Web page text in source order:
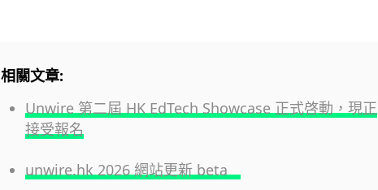
相關文章:
Unwire 第二屆 HK EdTech Showcase 正式啓動，現正
接受報名
unwire.hk 2026 網站更新 beta